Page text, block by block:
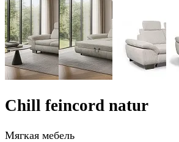
Chill feincord natur
Мягкая мебель